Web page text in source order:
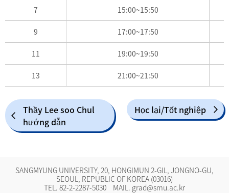
7 15:00~15:50
9 17:00~17:50
11 19:00~19:50
13 21:00~21:50
Thầy Lee soo Chul
hướng dẫn
Học lại/Tốt nghiệp
SANGMYUNG UNIVERSITY, 20, HONGIMUN 2-GIL, JONGNO-GU,
SEOUL, REPUBLIC OF KOREA (03016)
TEL. 82-2-2287-5030 MAIL. grad@smu.ac.kr